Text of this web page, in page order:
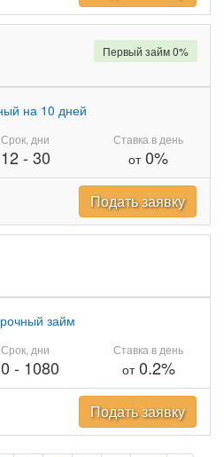
на 10 дней
Срок, дни
12- 30
Ставка в день
от0%
Первый займ 0%
Подать заявку
займ
Срок, дни
- 1080
Ставка в день
от0.2%
Подать заявку